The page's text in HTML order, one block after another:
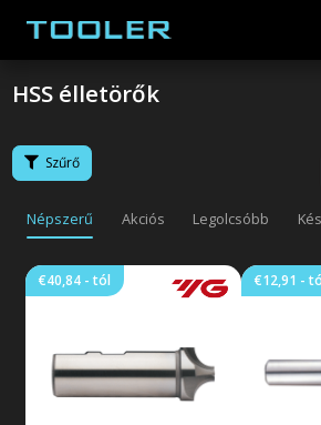
HSS élletörők
Szűrő
Népszerű Akciós Legolcsóbb
€40,84 - tól
4 élű, bevonat nélküli, HSS-Co8
€12,91 -
1 élű